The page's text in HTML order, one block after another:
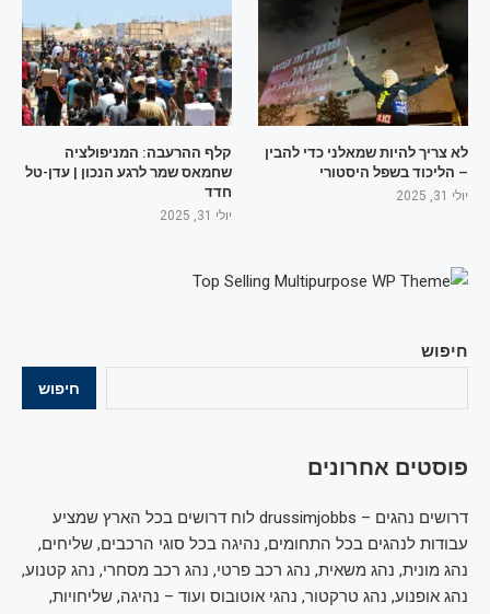
חיפוש
חיפוש
פוסטים אחרונים
דרושים נהגים – drussimjobbs לוח דרושים בכל הארץ שמציע
עבודות לנהגים בכל התחומים, נהיגה בכל סוגי הרכבים, שליחים,
נהג מונית, נהג משאית, נהג רכב פרטי, נהג רכב מסחרי, נהג קטנוע,
נהג אופנוע, נהג טרקטור, נהגי אוטובוס ועוד – נהיגה, שליחויות,
לא צריך להיות שמאלני כדי להבין
– הליכוד בשפל היסטורי
יולי 31, 2025
קלף ההרעבה: המניפולציה
שחמאס שמר לרגע הנכון | עדן-טל
חדד
יולי 31, 2025